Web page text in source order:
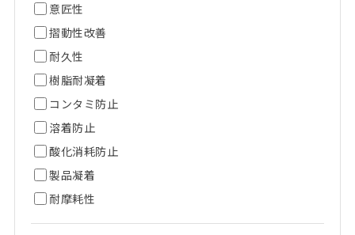
意匠性
摺動性改善
耐久性
樹脂耐凝着
コンタミ防止
溶着防止
酸化消耗防止
製品凝着
耐摩耗性